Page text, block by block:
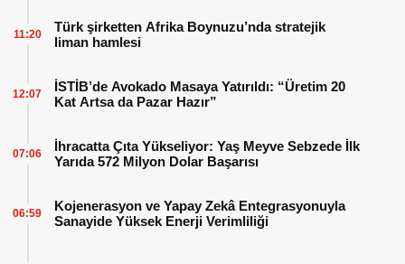
Türk şirketten Afrika Boynuzu’nda stratejik
liman hamlesi
11:20
İSTİB’de Avokado Masaya Yatırıldı: “Üretim 20
Kat Artsa da Pazar Hazır”
12:07
İhracatta Çıta Yükseliyor: Yaş Meyve Sebzede İlk
Yarıda 572 Milyon Dolar Başarısı
07:06
Kojenerasyon ve Yapay Zekâ Entegrasyonuyla
Sanayide Yüksek Enerji Verimliliği
06:59